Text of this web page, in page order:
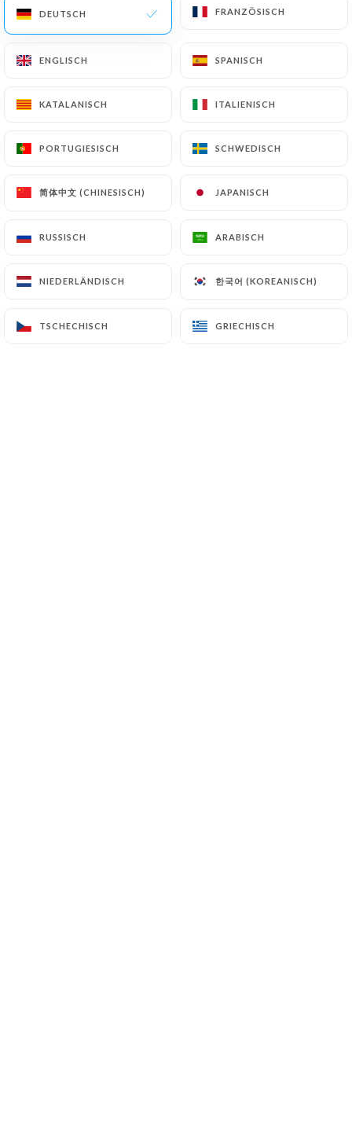
DEUTSCH FRANZÖSISCH
ENGLISCH SPANISCH
KATALANISCH ITALIENISCH
PORTUGIESISCH SCHWEDISCH
简体中文 (CHINESISCH) JAPANISCH
RUSSISCH ARABISCH
NIEDERLÄNDISCH 한국어 (KOREANISCH)
TSCHECHISCH GRIECHISCH
DEUTSCH FRANZÖSISCH
ENGLISCH SPANISCH
KATALANISCH ITALIENISCH
PORTUGIESISCH SCHWEDISCH
简体中文 (CHINESISCH) JAPANISCH
RUSSISCH ARABISCH
NIEDERLÄNDISCH 한국어 (KOREANISCH)
TSCHECHISCH GRIECHISCH